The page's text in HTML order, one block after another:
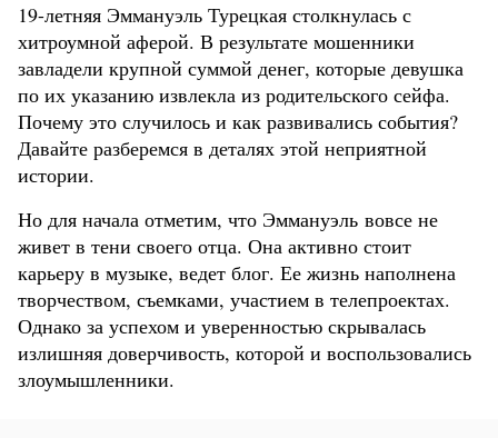
19-летняя Эммануэль Турецкая столкнулась с
хитроумной аферой. В результате мошенники
завладели крупной суммой денег, которые девушка
по их указанию извлекла из родительского сейфа.
Почему это случилось и как развивались события?
Давайте разберемся в деталях этой неприятной
истории.
Но для начала отметим, что Эммануэль вовсе не
живет в тени своего отца. Она активно стоит
карьеру в музыке, ведет блог. Ее жизнь наполнена
творчеством, съемками, участием в телепроектах.
Однако за успехом и уверенностью скрывалась
излишняя доверчивость, которой и воспользовались
злоумышленники.